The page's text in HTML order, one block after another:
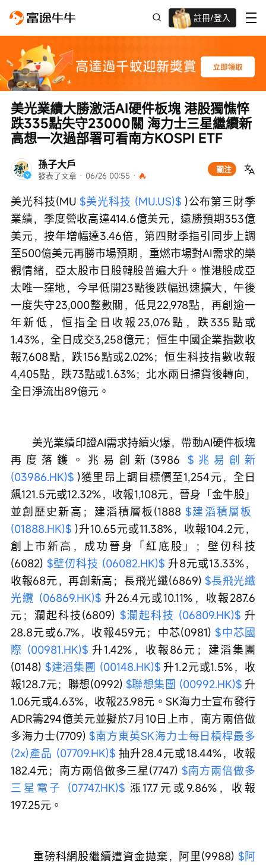
註冊/登入
迎新驚喜賞 股票/BTC等任你揀!
孫子大戶
發表了文章 · 06/26 00:55 ·
關注
美光業績大勝激活AI硬件板塊 港股獨憔悴
跌335點失守23000關 海力士三星繼續新
高想一次過部署可看南方KOSPI ETF
美光科技(MU $美光科技 (MU.US)$ )公布第三財季
業績，季度營收高達414.6億美元，遠勝預期353億
美元，按年增幅達3.46倍，第四財季指引同步上調
至500億美元再勝市場預期，重燃市場對AI需求的樂
觀情緒，亞太股市日股韓股普遍大升。惟港股成亞
太唯一窪地，今早低開23點後跌幅迅速擴大，午後
一度失守23,000整數關，低見22,978點，再創逾一
年新低，恒指全日收報23,076點，跌335點或
1.43%，全日成交3,258億元；恒生中國企業指數收
報7,608點，跌156點或2.02%；恒生科技指數收報
4,405點，跌73點或1.63%；北水兩日掃貨後轉向，
全日淨流出89億元。
美光業績印證AI需求持續火爆，帶動AI硬件板塊
再度落鑊。兆易創新(3986 $兆易創新
(03986.HK)$ )獲里昂上調目標價至1,254元，全日
飆121.5元或12.32%，收報1,108元，晉身「金牛股」
並創歷史新高；建滔積層板(1888 $建滔積層板
(01888.HK)$ )升10.65元或11.38%，收報104.2元，
創上市新高，成功晉身「紅底股」；壁仞科技
(6082) $壁仞科技 (06082.HK)$ 升8元或13.33%，
收報68元，再創新高；長飛光纖(6869) $長飛光纖
光纜 (06869.HK)$ 升26.4元或10.11%，收報287.6
元；瀾起科技(6809) $瀾起科技 (06809.HK)$ 升
28.8元或6.7%，收報459元；中芯(0981) $中芯國
際 (00981.HK)$ 升1.42%，收報86元；建滔集團
(0148) $建滔集團 (00148.HK)$ 升1.2元或1.5%，收
報128.7元；聯想(0992) $聯想集團 (00992.HK)$ 升
1.06元或4.63%，收報23.98元。SK海力士宣布發行
ADR籌294億美元並擬於7月10日上市，南方兩倍做
多海力士(7709) $南方東英SK海力士每日槓桿最多
(2x)產品 (07709.HK)$ 抽升28.4元或18.44%，收報
182.4元；南方兩倍做多三星(7747) $南方兩倍做多
三星電子 (07747.HK)$ 漲17.7元或9.86%，收報
197.25元。
重磅科網股繼續遭資金拋棄，阿里(9988) $阿